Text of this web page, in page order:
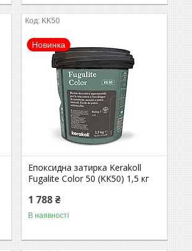
KK50
Новинка
Епоксидна затирка Kerakoll
Fugalite Color 50 (KK50) 1,5 кг
1 788 ₴
В наявності